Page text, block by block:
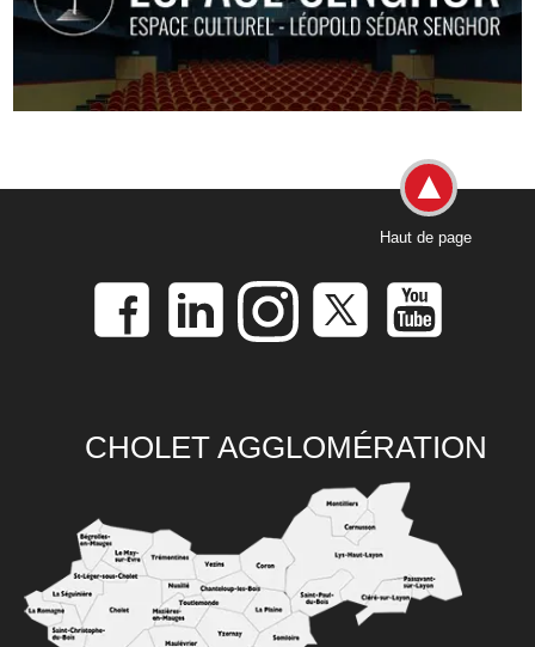
Haut de page
CHOLET AGGLOMÉRATION